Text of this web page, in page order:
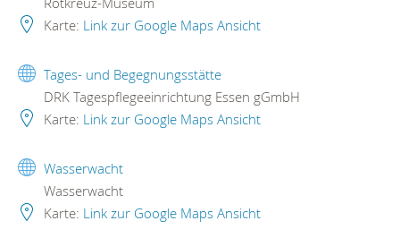
Karte: Link zur Google Maps Ansicht
Tages- und Begegnungsstätte
DRK Tagespflegeeinrichtung Essen gGmbH
Karte: Link zur Google Maps Ansicht
Wasserwacht
Wasserwacht
Karte: Link zur Google Maps Ansicht